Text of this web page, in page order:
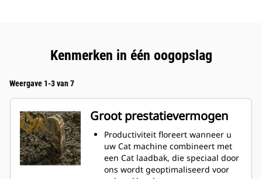
Kenmerken in één oogopslag
Weergave 1-3 van 7
Groot prestatievermogen
Productiviteit floreert wanneer u
uw Cat machine combineert met
een Cat laadbak, die speciaal door
ons wordt geoptimaliseerd voor